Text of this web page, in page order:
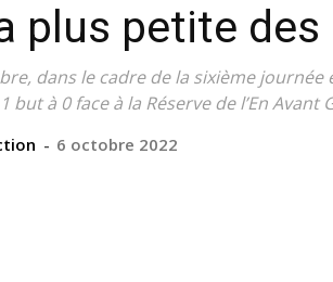
plus petite des
dans le cadre de la sixième journée
but à 0 face à la Réserve de l’En Avant
- 6 octobre 2022